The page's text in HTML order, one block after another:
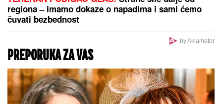
"ZATO JE I BIVŠI"Jovana Jeremić se uskoro udaje
za Tigra, a OVO je razlog zbog kojeg se razvela od
prvog muža: "Htela sam više i bolje"